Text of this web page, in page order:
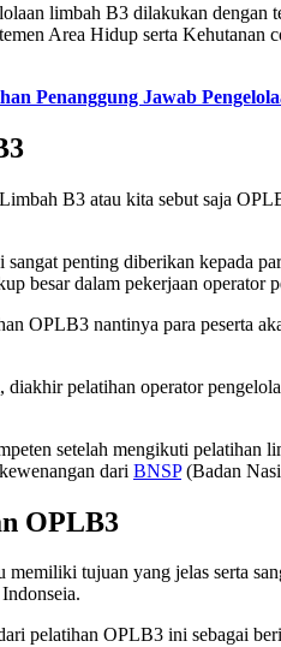
limbah B3 dilakukan dengan
Area Hidup serta
Penanggung Jawab
B3 atau kita sebut saja
penting diberikan kepada
besar dalam pekerjaan operator
OPLB3 nantinya para peserta
diakhir pelatihan operator
setelah mengikuti pelatihan
dari BNSP(Badan
OPLB3
tujuan yang jelas serta
pelatihan OPLB3 ini sebagai